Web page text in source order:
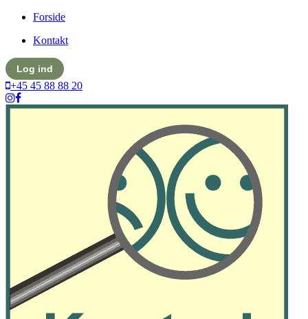
Forside
Kontakt
Log ind
+45 45 88 88 20